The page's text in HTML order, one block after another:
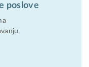
poslove